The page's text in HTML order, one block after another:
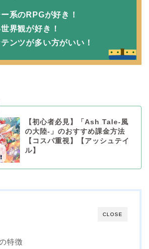
系のRPGが好き！
界観が好き！
ンツが多い方がいい！
【初心者必見】「Ash Tale-風
の大陸-」のおすすめ課金方法
【コスパ重視】【アッシュテイ
ル】
CLOSE
特徴